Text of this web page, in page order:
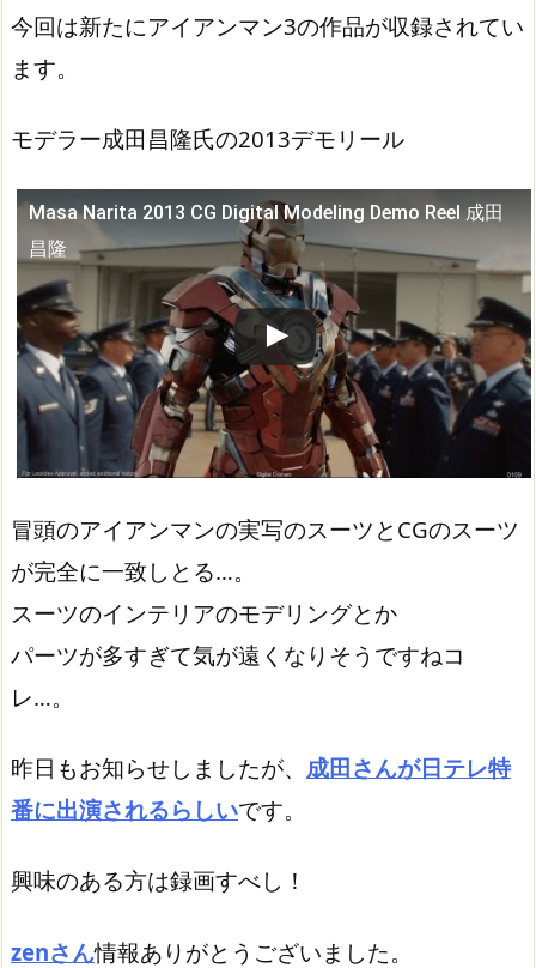
今回は新たにアイアンマン3の作品が収録されてい
ます。
モデラー成田昌隆氏の2013デモリール
Masa Narita 2013 CG Digital Modeling Demo Reel 成田
昌隆
この動画を YouTube で視聴
冒頭のアイアンマンの実写のスーツとCGのスーツ
が完全に一致しとる…。
スーツのインテリアのモデリングとか
パーツが多すぎて気が遠くなりそうですねコ
レ…。
昨日もお知らせしましたが、 成田さんが日テレ特
番に出演されるらしいです。
興味のある方は録画すべし！
zenさん情報ありがとうございました。